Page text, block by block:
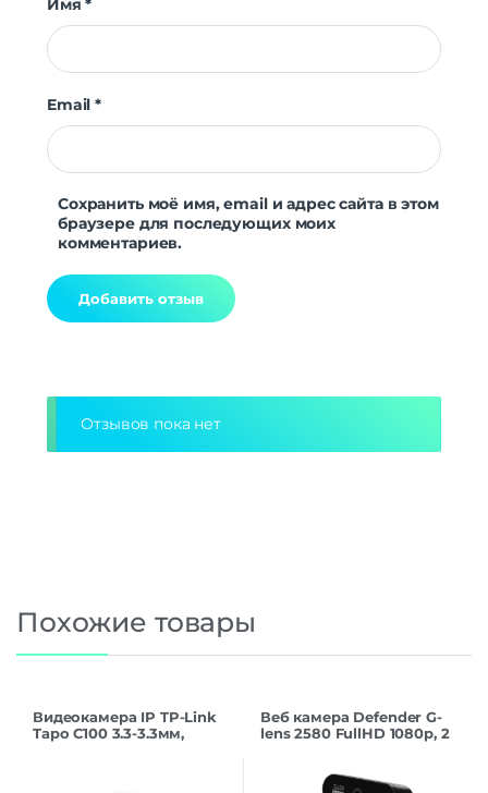
Имя*
Email*
Сохранить моё имя, email и адрес сайта в этом
браузере для последующих моих
комментариев.
Отзывов пока нет
Похожие товары
Видеокамера IP TP-Link
Tapo C100 3.3-3.3мм,
Веб камера Defender G-
lens 2580 FullHD 1080p, 2
1920×1080, USB Type-A